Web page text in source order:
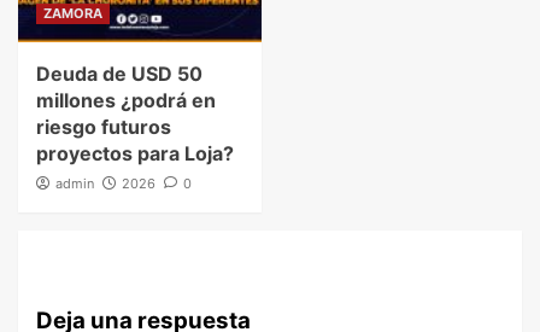
ZAMORA
Deuda de USD 50
millones ¿podrá en
riesgo futuros
proyectos para Loja?
admin 2026 0
Deja una respuesta